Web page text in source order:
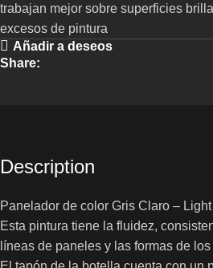
trabajan mejor sobre superficies
excesos de pintura
Añadir a deseos
Share:
Description
Panelador de color Gris Claro –
Esta pintura tiene la fluidez,
líneas de paneles y las formas de